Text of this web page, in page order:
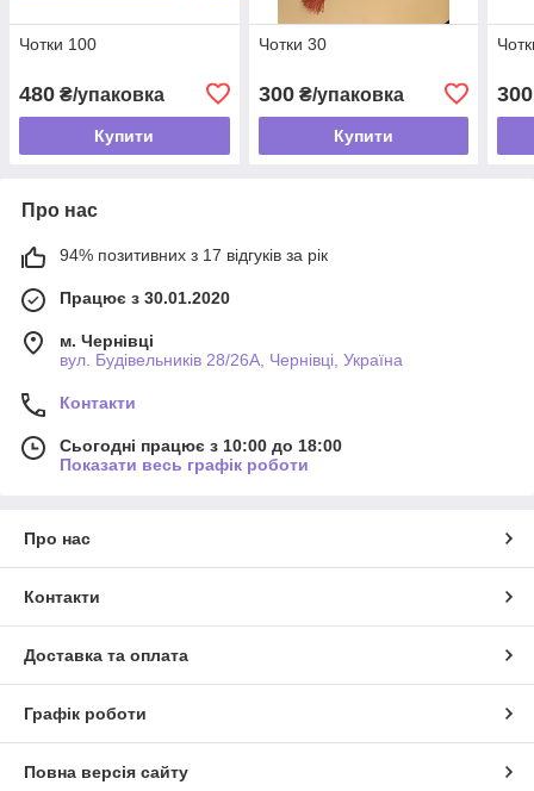
Чотки 100
480 ₴/упаковка
Купити
Чотки 30
300₴/упаковка
Купити
300
Про нас
94% позитивних з 17 відгуків за рік
Працює з 30.01.2020
м. Чернівці
вул. Будівельників 28/26А, Чернівці, Україна
Контакти
Сьогодні працює з 10:00 до 18:00
Показати весь графік роботи
Про нас
Контакти
Доставка та оплата
Графік роботи
Повна версія сайту